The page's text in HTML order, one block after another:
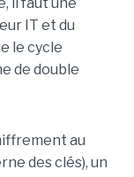
il faut une
IT et du
le cycle
de double
au
des clés), un